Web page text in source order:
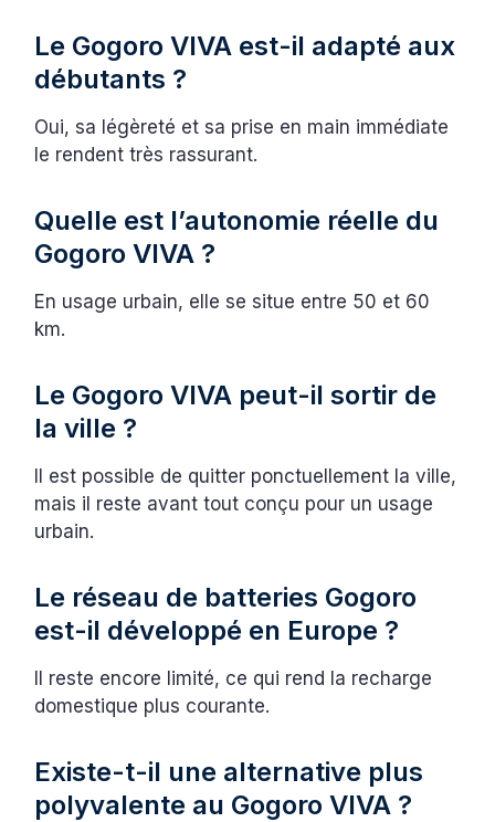
Le Gogoro VIVA est-il adapté aux
débutants ?
Oui, sa légèreté et sa prise en main immédiate
le rendent très rassurant.
Quelle est l’autonomie réelle du
Gogoro VIVA ?
En usage urbain, elle se situe entre 50 et 60
km.
Le Gogoro VIVA peut-il sortir de
la ville ?
Il est possible de quitter ponctuellement la ville,
mais il reste avant tout conçu pour un usage
urbain.
Le réseau de batteries Gogoro
est-il développé en Europe ?
Il reste encore limité, ce qui rend la recharge
domestique plus courante.
Existe-t-il une alternative plus
polyvalente au Gogoro VIVA ?